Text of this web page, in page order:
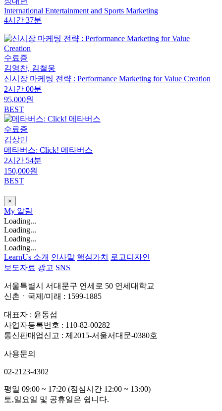
International Entertainment and Sports Marketing
4시간 37분
수료증
김영찬, 김철웅
신시장 마케팅 전략 : Performance Marketing for Value Creation
2시간 00분
95,000원
BEST
수료증
김상민
메타버스: Click! 메타버스
2시간 54분
150,000원
BEST
×
My 알림
Loading...
Loading...
Loading...
Loading...
LearnUs 소개 인사말 핵심가치
로고디자인
보도자료 광고 SNS
서울특별시 서대문구 연세로 50 연세대학교
신촌ㆍ국제/미래 : 1599-1885
대표자 : 윤동섭
사업자등록번호 : 110-82-00282
통신판매업신고 : 제2015-서울서대문-0380호
사용문의
02-2123-4302
평일 09:00 ~ 17:20 (점심시간 12:00 ~ 13:00)
토,일요일 및 공휴일은 쉽니다.